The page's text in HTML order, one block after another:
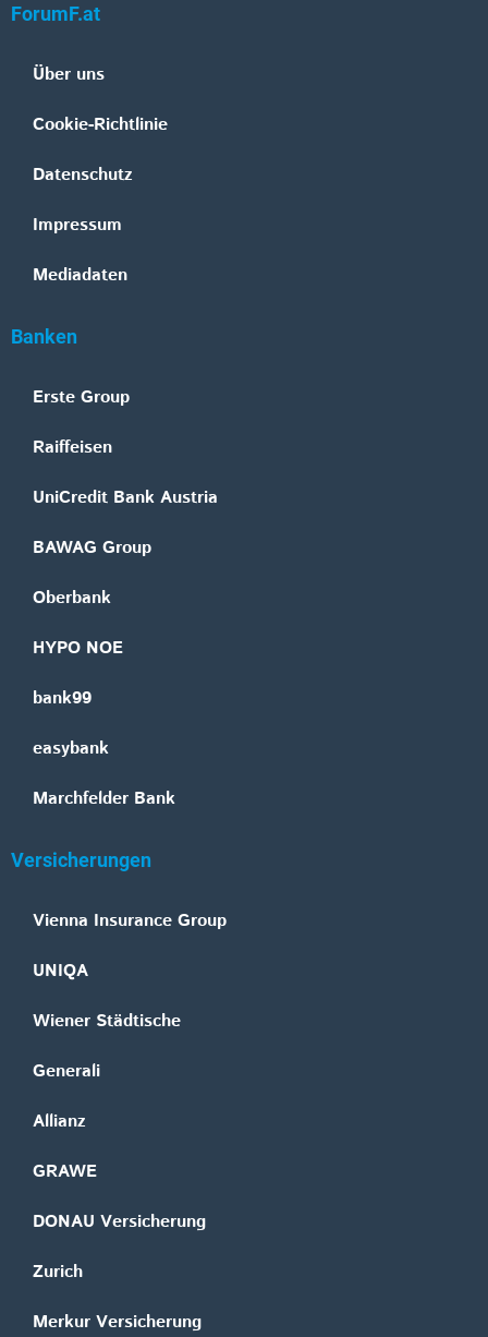
ForumF.at
Über uns
Cookie-Richtlinie
Datenschutz
Impressum
Mediadaten
Banken
Erste Group
Raiffeisen
UniCredit Bank Austria
BAWAG Group
Oberbank
HYPO NOE
bank99
easybank
Marchfelder Bank
Versicherungen
Vienna Insurance Group
UNIQA
Wiener Städtische
Generali
Allianz
GRAWE
DONAU Versicherung
Zurich
Merkur Versicherung